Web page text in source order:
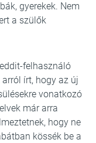
gyerekek. Nem
a szülők
felhasználó
írt, hogy az új
vonatkozó
már arra
hogy ne
kössék be a